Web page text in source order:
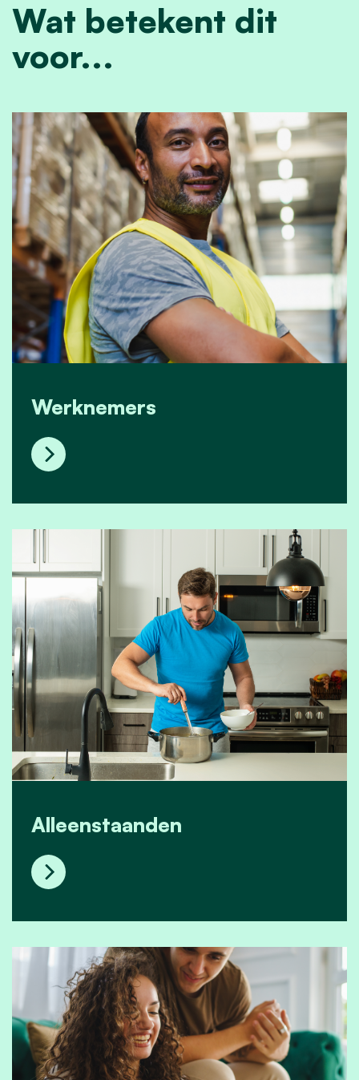
Wat betekent dit
voor...
Werknemers
Werknemers
Alleenstaanden
Alleenstaanden